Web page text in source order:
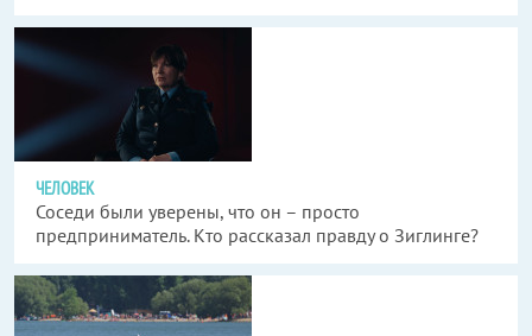
ЧЕЛОВЕК
Соседи были уверены, что он – просто
предприниматель. Кто рассказал правду о Зиглинге?